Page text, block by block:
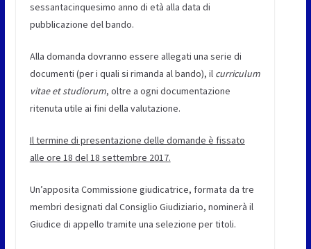
sessantacinquesimo anno di età alla data di
pubblicazione del bando.
Alla domanda dovranno essere allegati una serie di
documenti (per i quali si rimanda al bando), il curriculum
vitae et studiorum, oltre a ogni documentazione
ritenuta utile ai fini della valutazione.
Il termine di presentazione delle domande è fissato
alle ore 18 del 18 settembre 2017.
Un’apposita Commissione giudicatrice, formata da tre
membri designati dal Consiglio Giudiziario, nominerà il
Giudice di appello tramite una selezione per titoli.